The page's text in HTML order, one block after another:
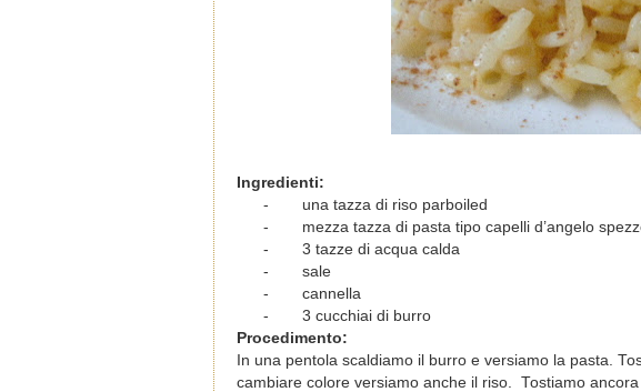
Ingredienti:
-
una tazza di riso parboiled
-
mezza tazza di pasta tipo capelli d’angelo
-
3 tazze di acqua calda
-
sale
-
cannella
-
3 cucchiai di burro
Procedimento:
In una pentola scaldiamo il burro e versiamo la pasta.
cambiare colore versiamo anche il riso. Tostiamo